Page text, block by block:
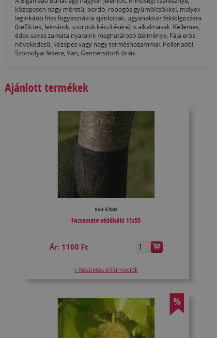
közepesen nagy méretű, bordó, ropogós gyümölcsökkel, melyek
leginkább friss fogyasztásra ajánlottak, ugyanakkor feldolgozásra
(befőttek, lekvárok, szörpök készítésére) is alkalmasak. Kellemes,
édes-savas zamata nyaraink meghatározó ízélménye. Fája erős
növekedésű, közepes vagy nagy terméshozammal. Pollenadói:
Szomolyai fekete, Van, Germersdorfi óriás.
Ajánlott termékek
Kód: 57082
Facsemete védőháló 11x55
Ár: 1100 Ft
» Részletes információk
%